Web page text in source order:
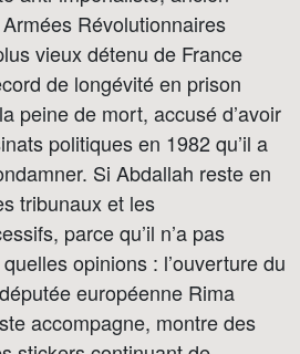
Révolutionnaires
vieux détenu de France
de longévité en prison
peine de mort, accusé d’avoir
politiques en 1982 qu’il a
Si Abdallah reste en
tribunaux et les
parce qu’il n’a pas
opinions : l’ouverture du
européenne Rima
accompagne, montre des